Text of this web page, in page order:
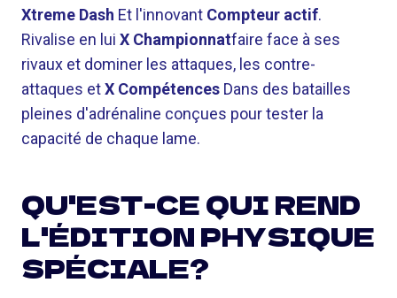
Xtreme Dash Et l'innovant Compteur actif.
Rivalise en lui X Championnatfaire face à ses
rivaux et dominer les attaques, les contre-
attaques etX Compétences Dans des batailles
pleines d'adrénaline conçues pour tester la
capacité de chaque lame.
QU'EST-CE QUI REND
L'ÉDITION PHYSIQUE
SPÉCIALE?